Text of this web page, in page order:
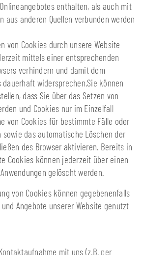
enthalten, als auch mit
aus anderen Quellen verbunden werden
von Cookies durch unsere Website
mittels einer entsprechenden
verhindern und damit dem
dauerhaft widersprechen.Sie können
dass Sie über das Setzen von
und Cookies nur im Einzelfall
von Cookies für bestimmte Fälle oder
sowie das automatische Löschen der
des Browser aktivieren. Bereits in
Cookies können jederzeit über einen
gelöscht werden.
von Cookies können gegebenenfalls
Angebote unserer Website genutzt
mit uns (z.B. per